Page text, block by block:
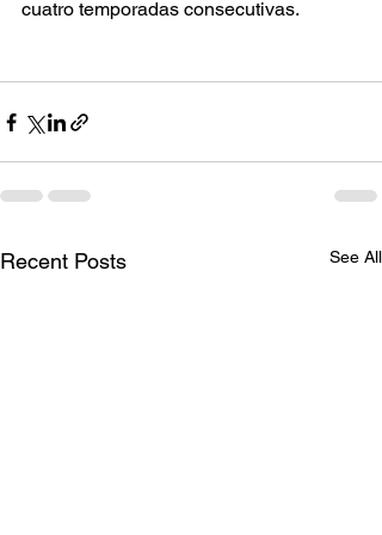
cuatro temporadas consecutivas.
Recent Posts See All